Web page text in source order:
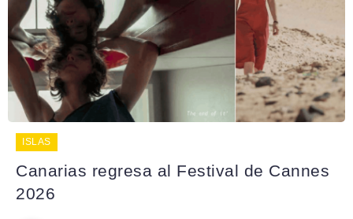
ISLAS
Canarias regresa al Festival de Cannes
2026